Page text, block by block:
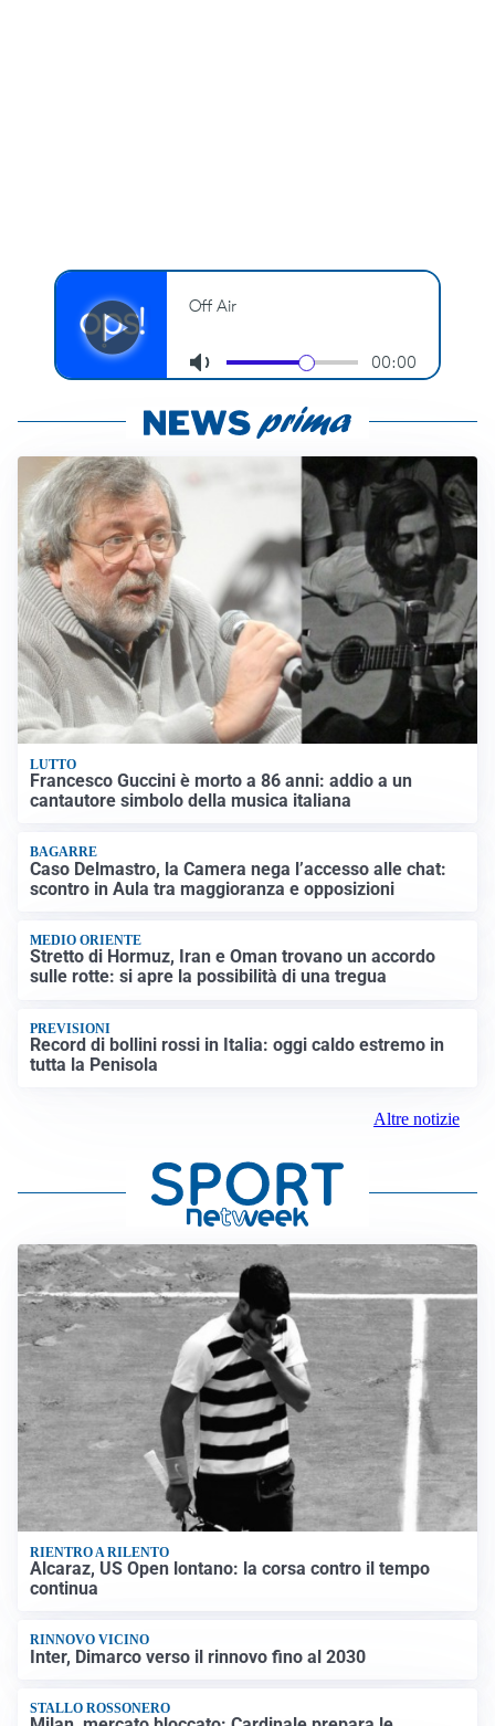
LUTTO
Francesco Guccini è morto a 86 anni: addio a un
cantautore simbolo della musica italiana
BAGARRE
Caso Delmastro, la Camera nega l’accesso alle chat:
scontro in Aula tra maggioranza e opposizioni
MEDIO ORIENTE
Stretto di Hormuz, Iran e Oman trovano un accordo
sulle rotte: si apre la possibilità di una tregua
PREVISIONI
Record di bollini rossi in Italia: oggi caldo estremo in
tutta la Penisola
Altre notizie
RIENTRO A RILENTO
Alcaraz, US Open lontano: la corsa contro il tempo
continua
RINNOVO VICINO
Inter, Dimarco verso il rinnovo fino al 2030
STALLO ROSSONERO